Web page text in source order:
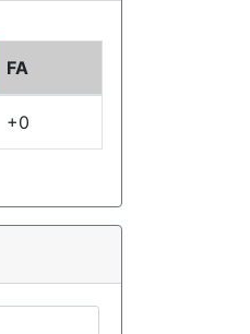
FA
+0